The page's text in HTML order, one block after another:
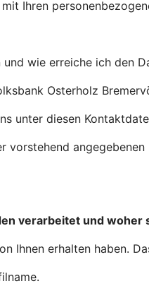
Ihren
wie erreiche ich den
Osterholz
unter diesen
verarbeitet und woher
Ihnen erhalten haben.